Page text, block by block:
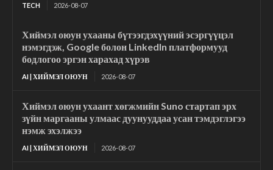
TECH 2026-08-07
Хиймэл оюун ухааны бүтээгдэхүүний эсэргүүцэл
нэмэгдэж, Google болон LinkedIn платформууд
бодлогоо эргэн харахад хүрэв
AI | ХИЙМЭЛ ОЮУН 2026-08-07
Хиймэл оюун ухаант хөгжмийн Suno стартап эрх
зүйн маргааны улмаас дуунууддаа усан тэмдэглэгээ
нэмж эхэлжээ
AI | ХИЙМЭЛ ОЮУН 2026-08-07